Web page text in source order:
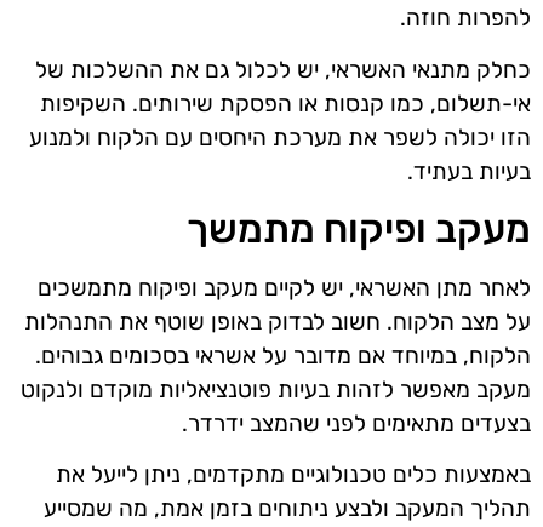
להפרות חוזה.
כחלק מתנאי האשראי, יש לכלול גם את ההשלכות של
אי-תשלום, כמו קנסות או הפסקת שירותים. השקיפות
הזו יכולה לשפר את מערכת היחסים עם הלקוח ולמנוע
בעיות בעתיד.
מעקב ופיקוח מתמשך
לאחר מתן האשראי, יש לקיים מעקב ופיקוח מתמשכים
על מצב הלקוח. חשוב לבדוק באופן שוטף את התנהלות
הלקוח, במיוחד אם מדובר על אשראי בסכומים גבוהים.
מעקב מאפשר לזהות בעיות פוטנציאליות מוקדם ולנקוט
בצעדים מתאימים לפני שהמצב ידרדר.
באמצעות כלים טכנולוגיים מתקדמים, ניתן לייעל את
תהליך המעקב ולבצע ניתוחים בזמן אמת, מה שמסייע